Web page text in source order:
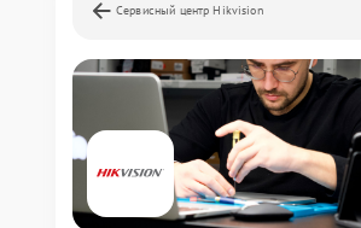
Сервисный центр Hikvision